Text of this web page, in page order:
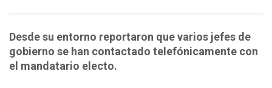
Desde su entorno reportaron que varios jefes de
gobierno se han contactado telefónicamente con
el mandatario electo.